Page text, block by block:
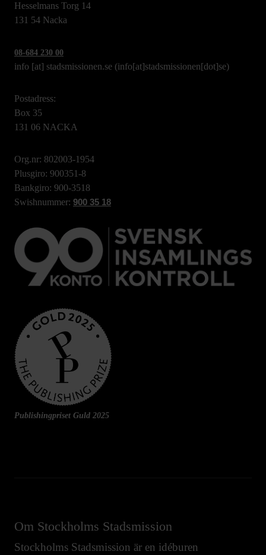
Hesselmans Torg 14
131 54 Nacka
08-684 230 00
info [at] stadsmissionen.se (info[at]stadsmissionen[dot]se)
Postadress:
Box 35
131 06 NACKA
Org.nr: 802003-1954
Plusgiro: 900351-8
Bankgiro: 900-3518
Swishnummer: 900 35 18
Publishingpriset Guld 2025
Om Stockholms Stadsmission
Stockholms Stadsmission är en idéburen